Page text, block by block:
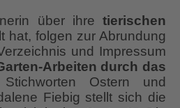
über ihre tierischen
hat, folgen zur Abrundung
und Impressum
Arbeiten durch das
Ostern und
Fiebig stellt sich die